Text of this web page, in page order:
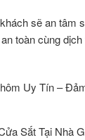
sẽ an tâm
toàn cùng
Uy Tín –
Sắt Tại Nhà